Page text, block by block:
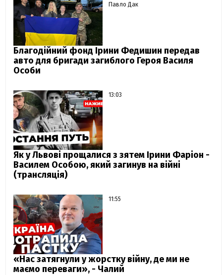
Павло Дак
Благодійний фонд Ірини Федишин передав
авто для бригади загиблого Героя Василя
Особи
13:03
Як у Львові прощалися з зятем Ірини Фаріон -
Василем Особою, який загинув на війні
(трансляція)
11:55
«Нас затягнули у жорстку війну, де ми не
маємо переваги», - Чалий